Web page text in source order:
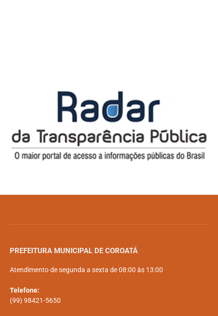
PREFEITURA MUNICIPAL DE COROATÁ
Atendimento de segunda a sexta de 08:00 às 13:00
Telefone:
(99) 98421-5650